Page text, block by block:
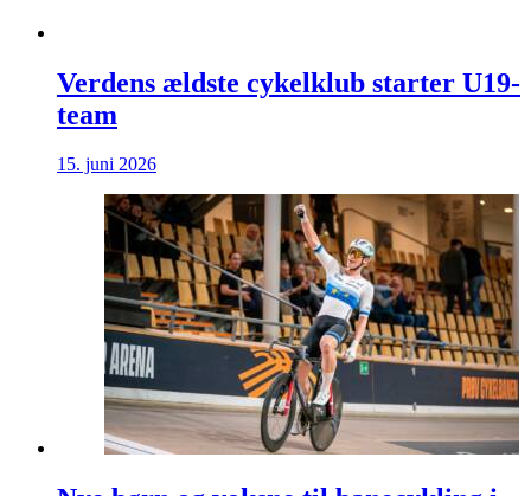
Verdens ældste cykelklub starter U19-
team
15. juni 2026